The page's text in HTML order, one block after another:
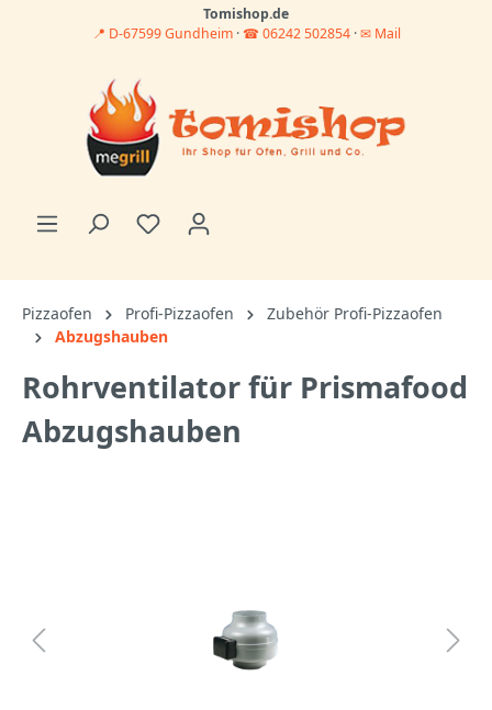
Tomishop.de
📍 D-67599 Gundheim · ☎ 06242 502854·✉ Mail
Pizzaofen Profi-Pizzaofen
Zubehör Profi-Pizzaofen
Abzugshauben
Rohrventilator für Prismafood
Abzugshauben